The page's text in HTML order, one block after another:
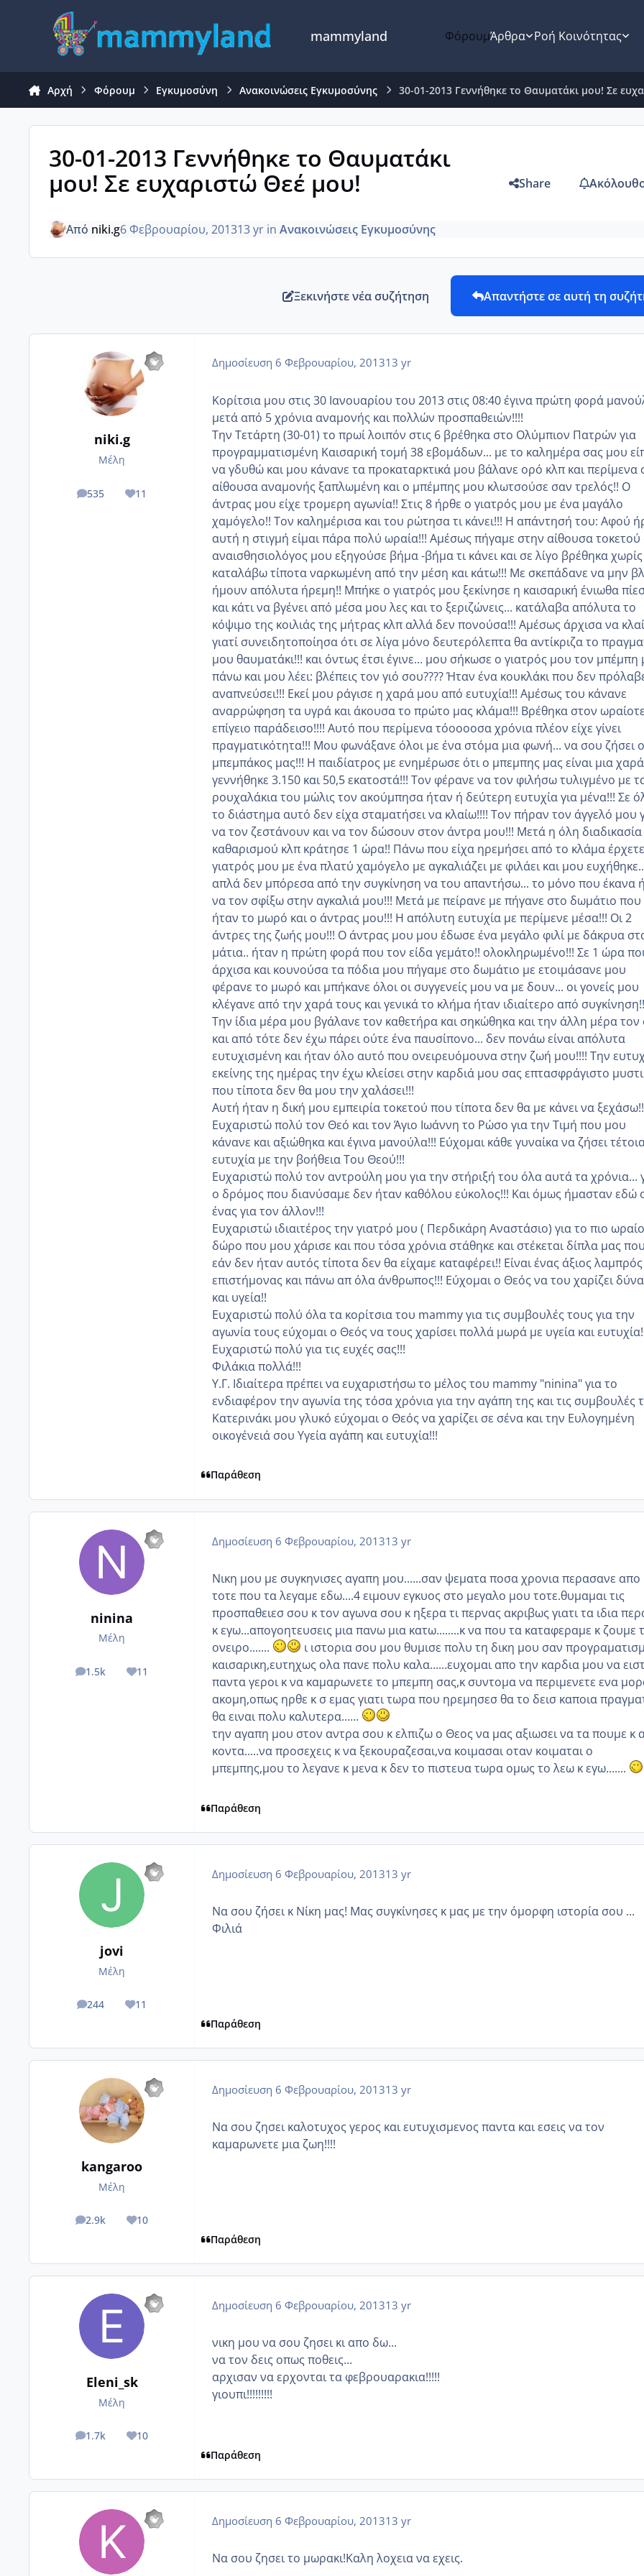
Μετάβαση σε περιεχόμενο
mammyland ΦόρουμΆρθρα Ροή Κοινότητας
Αρχή Φόρουμ Εγκυμοσύνη Ανακοινώσεις Εγκυμοσύνης 30-01-2013 Γεννήθηκε το Θαυματάκι μου! Σε
30-01-2013 Γεννήθηκε το Θαυματάκι
μου! Σε ευχαριστώ Θεέ μου!
Share
Από niki.g6 Φεβρουαρίου, 201313 yr inΑνακοινώσεις Εγκυμοσύνης
Ξεκινήστε νέα συζήτηση Απαντήστε σε αυτή τη
niki.g
Μέλη
535
posts 11
Reputation
Δημοσίευση 6 Φεβρουαρίου, 201313 yr
Κορίτσια μου στις 30 Ιανουαρίου του 2013 στις 08:40 έγινα πρώτη φορά
μετά από 5 χρόνια αναμονής και πολλών προσπαθειών!!!!
Την Τετάρτη (30-01) το πρωί λοιπόν στις 6 βρέθηκα στο Ολύμπιον Πατρών για
προγραμματισμένη Καισαρική τομή 38 εβομάδων... με το καλημέρα σας μου
να γδυθώ και μου κάνανε τα προκαταρκτικά μου βάλανε ορό κλπ και περίμενα
αίθουσα αναμονής ξαπλωμένη και ο μπέμπης μου κλωτσούσε σαν τρελός!! Ο
άντρας μου είχε τρομερη αγωνία!! Στις 8 ήρθε ο γιατρός μου με ένα μαγάλο
χαμόγελο!! Τον καλημέρισα και του ρώτησα τι κάνει!!! Η απάντησή του: Αφού
αυτή η στιγμή είμαι πάρα πολύ ωραία!!! Αμέσως πήγαμε στην αίθουσα τοκετού
αναισθησιολόγος μου εξηγούσε βήμα -βήμα τι κάνει και σε λίγο βρέθηκα
καταλάβω τίποτα ναρκωμένη από την μέση και κάτω!!! Με σκεπάδανε να μην
ήμουν απόλυτα ήρεμη!! Μπήκε ο γιατρός μου ξεκίνησε η καισαρική ένιωθα
και κάτι να βγένει από μέσα μου λες και το ξεριζώνεις... κατάλαβα απόλυτα το
κόψιμο της κοιλιάς της μήτρας κλπ αλλά δεν πονούσα!!! Αμέσως άρχισα να
γιατί συνειδητοποίησα ότι σε λίγα μόνο δευτερόλεπτα θα αντίκριζα το
μου θαυματάκι!!! και όντως έτσι έγινε... μου σήκωσε ο γιατρός μου τον μπέμπη
πάνω και μου λέει: βλέπεις τον γιό σου???? Ήταν ένα κουκλάκι που δεν
αναπνεύσει!!! Εκεί μου ράγισε η χαρά μου από ευτυχία!!! Αμέσως του κάνανε
αναρρώφηση τα υγρά και άκουσα το πρώτο μας κλάμα!!! Βρέθηκα στον
επίγειο παράδεισο!!!! Αυτό που περίμενα τόοοοοσα χρόνια πλέον είχε γίνει
πραγματικότητα!!! Μου φωνάξανε όλοι με ένα στόμα μια φωνή... να σου ζήσει ο
μπεμπάκος μας!!! Η παιδίατρος με ενημέρωσε ότι ο μπεμπης μας είναι μια χαρά
γεννήθηκε 3.150 και 50,5 εκατοστά!!! Τον φέρανε να τον φιλήσω τυλιγμένο με
ρουχαλάκια του μώλις τον ακούμπησα ήταν ή δεύτερη ευτυχία για μένα!!! Σε
το διάστημα αυτό δεν είχα σταματήσει να κλαίω!!!! Τον πήραν τον άγγελό μου
να τον ζεστάνουν και να τον δώσουν στον άντρα μου!!! Μετά η όλη διαδικασία
καθαρισμού κλπ κράτησε 1 ώρα!! Πάνω που είχα ηρεμήσει από το κλάμα
γιατρός μου με ένα πλατύ χαμόγελο με αγκαλιάζει με φιλάει και μου
απλά δεν μπόρεσα από την συγκίνηση να του απαντήσω... το μόνο που έκανα
να τον σφίξω στην αγκαλιά μου!!! Μετά με πείρανε με πήγανε στο δωμάτιο που
ήταν το μωρό και ο άντρας μου!!! Η απόλυτη ευτυχία με περίμενε μέσα!!! Οι 2
άντρες της ζωής μου!!! Ο άντρας μου μου έδωσε ένα μεγάλο φιλί με δάκρυα
μάτια.. ήταν η πρώτη φορά που τον είδα γεμάτο!! ολοκληρωμένο!!! Σε 1 ώρα
άρχισα και κουνούσα τα πόδια μου πήγαμε στο δωμάτιο με ετοιμάσανε μου
φέρανε το μωρό και μπήκανε όλοι οι συγγενείς μου να με δουν... οι γονείς μου
κλέγανε από την χαρά τους και γενικά το κλήμα ήταν ιδιαίτερο από
Την ίδια μέρα μου βγάλανε τον καθετήρα και σηκώθηκα και την άλλη μέρα τον
και από τότε δεν έχω πάρει ούτε ένα παυσίπονο... δεν πονάω είναι απόλυτα
ευτυχισμένη και ήταν όλο αυτό που ονειρευόμουνα στην ζωή μου!!!! Την
εκείνης της ημέρας την έχω κλείσει στην καρδιά μου σας επτασφράγιστο
που τίποτα δεν θα μου την χαλάσει!!!
Αυτή ήταν η δική μου εμπειρία τοκετού που τίποτα δεν θα με κάνει να
Ευχαριστώ πολύ τον Θεό και τον Άγιο Ιωάννη το Ρώσο για την Τιμή που μου
κάνανε και αξιώθηκα και έγινα μανούλα!!! Εύχομαι κάθε γυναίκα να ζήσει
ευτυχία με την βοήθεια Του Θεού!!!
Ευχαριστώ πολύ τον αντρούλη μου για την στήριξή του όλα αυτά τα χρόνια...
ο δρόμος που διανύσαμε δεν ήταν καθόλου εύκολος!!! Και όμως ήμασταν εδώ
ένας για τον άλλον!!!
Ευχαριστώ ιδιαιτέρος την γιατρό μου ( Περδικάρη Αναστάσιο) για το πιο ωραίο
δώρο που μου χάρισε και που τόσα χρόνια στάθηκε και στέκεται δίπλα μας που
εάν δεν ήταν αυτός τίποτα δεν θα είχαμε καταφέρει!! Είναι ένας άξιος λαμπρός
επιστήμονας και πάνω απ όλα άνθρωπος!!! Εύχομαι ο Θεός να του χαρίζει
και υγεία!!
Ευχαριστώ πολύ όλα τα κορίτσια του mammy για τις συμβουλές τους για την
αγωνία τους εύχομαι ο Θεός να τους χαρίσει πολλά μωρά με υγεία και
Ευχαριστώ πολύ για τις ευχές σας!!!
Φιλάκια πολλά!!!
Υ.Γ. Ιδιαίτερα πρέπει να ευχαριστήσω το μέλος του mammy "ninina" για το
ενδιαφέρον την αγωνία της τόσα χρόνια για την αγάπη της και τις συμβουλές
Κατερινάκι μου γλυκό εύχομαι ο Θεός να χαρίζει σε σένα και την Ευλογημένη
οικογένειά σου Υγεία αγάπη και ευτυχία!!!
Παράθεση
ninina
Μέλη
1.5k
posts 11
Reputation
Δημοσίευση 6 Φεβρουαρίου, 201313 yr
Νικη μου με συγκηνισες αγαπη μου......σαν ψεματα ποσα χρονια περασανε απο
τοτε που τα λεγαμε εδω....4 ειμουν εγκυος στο μεγαλο μου τοτε.θυμαμαι τις
προσπαθειεσ σου κ τον αγωνα σου κ ηξερα τι περνας ακριβως γιατι τα ιδια
κ εγω...απογοητευσεις μια πανω μια κατω........κ να που τα καταφεραμε κ ζουμε
ονειρο.......
ι ιστορια σου μου θυμισε πολυ τη δικη μου σαν
καισαρικη,ευτηχως ολα πανε πολυ καλα......ευχομαι απο την καρδια μου να
παντα γεροι κ να καμαρωνετε το μπεμπη σας,κ συντομα να περιμενετε ενα
ακομη,οπως ηρθε κ σ εμας γιατι τωρα που ηρεμησεσ θα το δεισ καποια
θα ειναι πολυ καλυτερα......
την αγαπη μου στον αντρα σου κ ελπιζω ο Θεος να μας αξιωσει να τα πουμε κ
κοντα.....να προσεχεις κ να ξεκουραζεσαι,να κοιμασαι οταν κοιμαται ο
μπεμπης,μου το λεγανε κ μενα κ δεν το πιστευα τωρα ομως το λεω κ εγω.......
Παράθεση
jovi
Μέλη
244
posts 11
Reputation
Δημοσίευση 6 Φεβρουαρίου, 201313 yr
Να σου ζήσει κ Νίκη μας! Μας συγκίνησες κ μας με την όμορφη ιστορία σου ...
Φιλιά
Παράθεση
kangaroo
Μέλη
2.9k
posts 10
Reputation
Δημοσίευση 6 Φεβρουαρίου, 201313 yr
Να σου ζησει καλοτυχος γερος και ευτυχισμενος παντα και εσεις να τον
καμαρωνετε μια ζωη!!!!
Παράθεση
Eleni_sk
Μέλη
1.7k
posts 10
Reputation
Δημοσίευση 6 Φεβρουαρίου, 201313 yr
νικη μου να σου ζησει κι απο δω...
να τον δεις οπως ποθεις...
αρχισαν να ερχονται τα φεβρουαρακια!!!!!
γιουπι!!!!!!!!!
Παράθεση
Δημοσίευση 6 Φεβρουαρίου, 201313 yr
Να σου ζησει το μωρακι!Καλη λοχεια να εχεις.